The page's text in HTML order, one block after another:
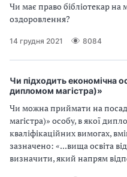
Чи має право бібліотекар на
оздоровлення?
14 грудня 2021 8084
Чи підходить економічна
дипломом магістра)»
Чи можна приймати на
магістра)» особу, в якої
кваліфікаційних вимогах,
зазначено: «...вища освіта
визначити, який напрям